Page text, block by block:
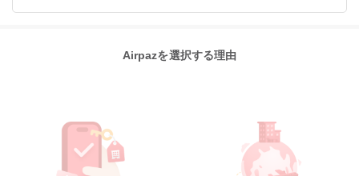
Airpazを選択する理由